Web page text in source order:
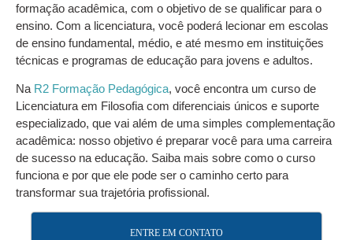
formação acadêmica, com o objetivo de se qualificar para o
ensino. Com a licenciatura, você poderá lecionar em escolas
de ensino fundamental, médio, e até mesmo em instituições
técnicas e programas de educação para jovens e adultos.
Na R2 Formação Pedagógica, você encontra um curso de
Licenciatura em Filosofia com diferenciais únicos e suporte
especializado, que vai além de uma simples complementação
acadêmica: nosso objetivo é preparar você para uma carreira
de sucesso na educação. Saiba mais sobre como o curso
funciona e por que ele pode ser o caminho certo para
transformar sua trajetória profissional.
ENTRE EM CONTATO